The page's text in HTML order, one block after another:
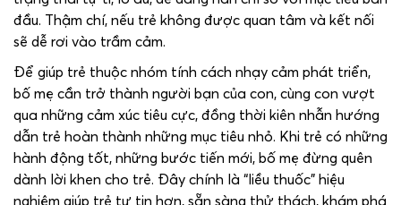
đầu. Thậm chí, nếu trẻ không được quan tâm và kết nối
sẽ dễ rơi vào trầm cảm.
Để giúp trẻ thuộc nhóm tính cách nhạy cảm phát triển,
bố mẹ cần trở thành người bạn của con, cùng con vượt
qua những cảm xúc tiêu cực, đồng thời kiên nhẫn hướng
dẫn trẻ hoàn thành những mục tiêu nhỏ. Khi trẻ có những
hành động tốt, những bước tiến mới, bố mẹ đừng quên
dành lời khen cho trẻ. Đây chính là “liều thuốc” hiệu
nghiệm giúp trẻ tự tin hơn, sẵn sàng thử thách, khám phá